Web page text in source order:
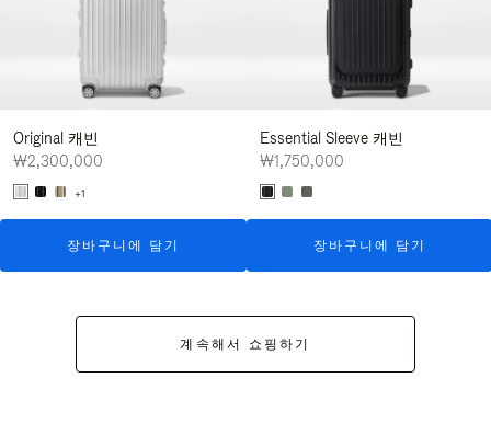
Original 캐빈
₩2,300,000
+1
장바구니에 담기
Essential Sleeve 캐빈
₩1,750,000
장바구니에 담기
계속해서 쇼핑하기